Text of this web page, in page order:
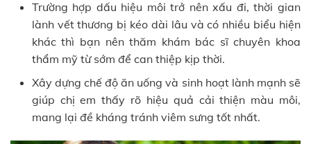
Trường hợp dấu hiệu môi trở nên xấu đi, thời gian
lành vết thương bị kéo dài lâu và có nhiều biểu hiện
khác thì bạn nên thăm khám bác sĩ chuyên khoa
thẩm mỹ từ sớm để can thiệp kịp thời.
Xây dựng chế độ ăn uống và sinh hoạt lành mạnh sẽ
giúp chị em thấy rõ hiệu quả cải thiện màu môi,
mang lại đề kháng tránh viêm sưng tốt nhất.